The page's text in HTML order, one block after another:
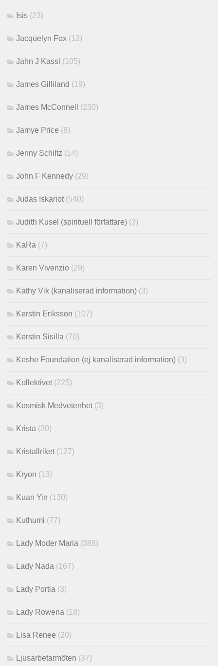
Isis (23)
Jacquelyn Fox (12)
Jahn J Kassl (105)
James Gilliland (19)
James McConnell (230)
Jamye Price (8)
Jenny Schiltz (14)
John F Kennedy (29)
Judas Iskariot (540)
Judith Kusel (spirituell författare) (3)
KaRa (7)
Karen Vivenzio (29)
Kathy Vik (kanaliserad information) (3)
Kerstin Eriksson (107)
Kerstin Sisilla (70)
Keshe Foundation (ej kanaliserad information) (3)
Kollektivet (225)
Kosmisk Medvetenhet (3)
Krista (20)
Kristallriket (127)
Kryon (13)
Kuan Yin (130)
Kuthumi (77)
Lady Moder Maria (388)
Lady Nada (167)
Lady Portia (3)
Lady Rowena (18)
Lisa Renee (20)
Ljusarbetarmöten (37)